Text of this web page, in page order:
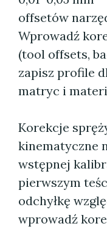
offsetów
Wprowadź
(tool offsets,
zapisz profile
matryc i
Korekcje
kinematyczne
wstępnej
pierwszym
odchyłkę
wprowadź